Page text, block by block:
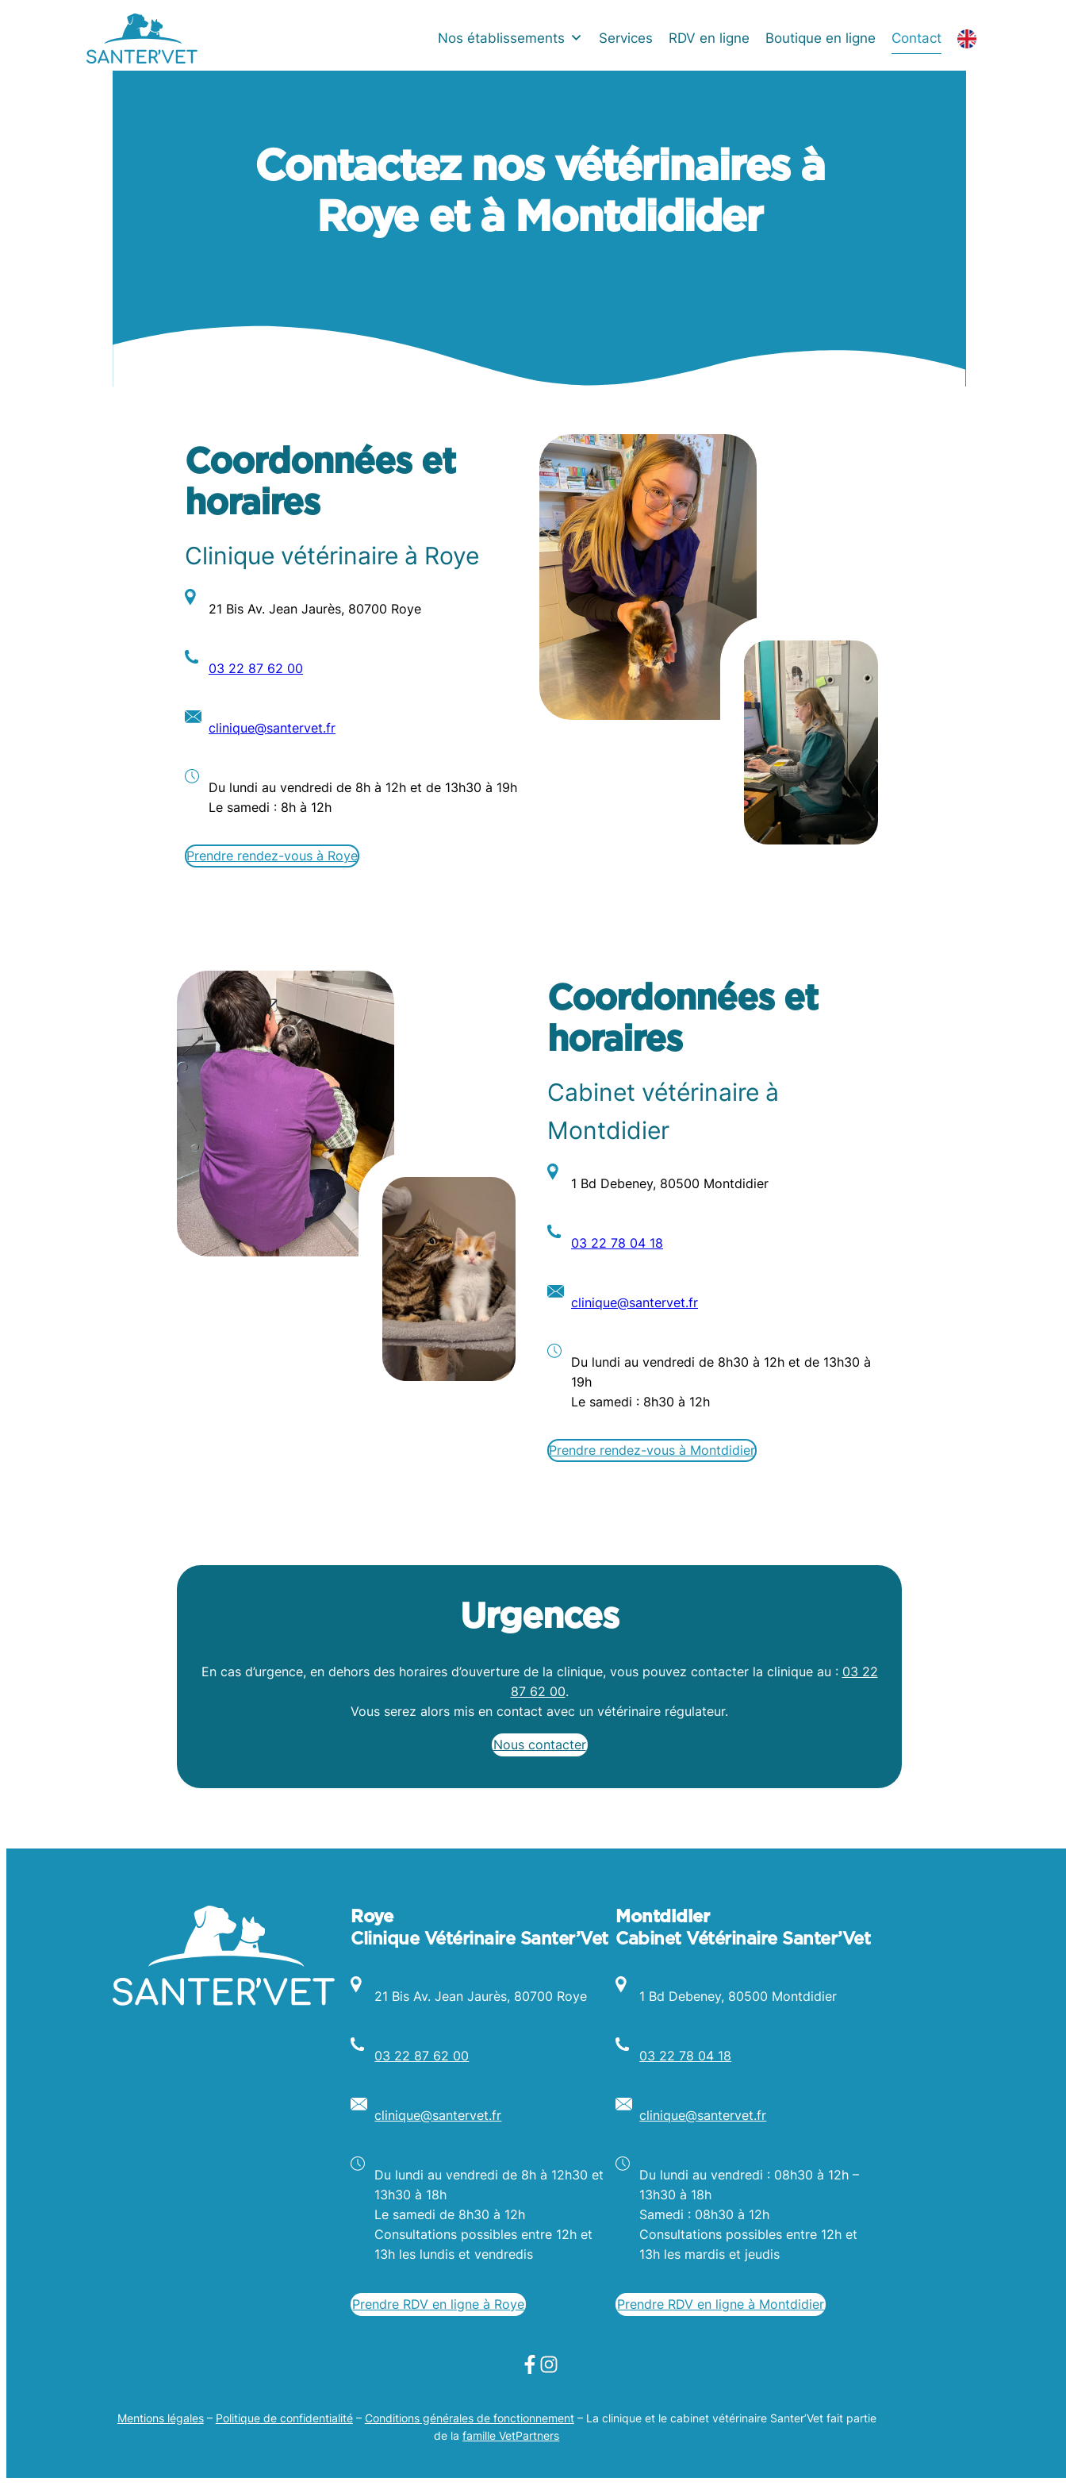
Nos établissements Services RDV en ligne Boutique en ligne Contact
Contactez nos vétérinaires à
Roye et à Montdidider
Coordonnées et
horaires
Clinique vétérinaire à Roye
21 Bis Av. Jean Jaurès, 80700 Roye
03 22 87 62 00
clinique@santervet.fr
Du lundi au vendredi de 8h à 12h et de 13h30 à 19h
Le samedi : 8h à 12h
Prendre rendez-vous à Roye
Coordonnées et
horaires
Cabinet vétérinaire à
Montdidier
1 Bd Debeney, 80500 Montdidier
03 22 78 04 18
clinique@santervet.fr
Du lundi au vendredi de 8h30 à 12h et de 13h30 à
19h
Le samedi : 8h30 à 12h
Prendre rendez-vous à Montdidier
Urgences
En cas d’urgence, en dehors des horaires d’ouverture de la clinique, vous pouvez contacter la clinique au : 03 22
87 62 00.
Vous serez alors mis en contact avec un vétérinaire régulateur.
Nous contacter
Roye
Clinique Vétérinaire Santer’Vet
21 Bis Av. Jean Jaurès, 80700 Roye
03 22 87 62 00
clinique@santervet.fr
Du lundi au vendredi de 8h à 12h30 et
13h30 à 18h
Le samedi de 8h30 à 12h
Consultations possibles entre 12h et
13h les lundis et vendredis
Prendre RDV en ligne à Roye
Montdidier
Cabinet Vétérinaire Santer’Vet
1 Bd Debeney, 80500 Montdidier
03 22 78 04 18
clinique@santervet.fr
Du lundi au vendredi : 08h30 à 12h –
13h30 à 18h
Samedi : 08h30 à 12h
Consultations possibles entre 12h et
13h les mardis et jeudis
Prendre RDV en ligne à Montdidier
Mentions légales– Politique de confidentialité– Conditions générales de fonctionnement– La clinique et le cabinet vétérinaire Santer’Vet fait partie
de lafamille VetPartners